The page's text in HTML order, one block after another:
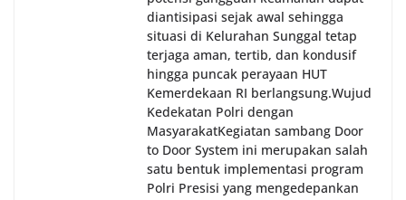
diantisipasi sejak awal sehingga
situasi di Kelurahan Sunggal tetap
terjaga aman, tertib, dan kondusif
hingga puncak perayaan HUT
Kemerdekaan RI berlangsung.‎‎Wujud
Kedekatan Polri dengan
Masyarakat‎Kegiatan sambang Door
to Door System ini merupakan salah
satu bentuk implementasi program
Polri Presisi yang mengedepankan